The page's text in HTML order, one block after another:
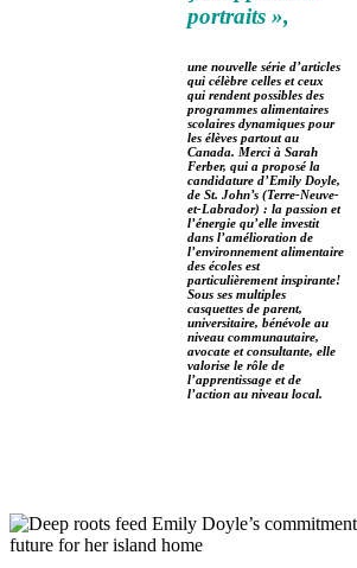
portraits »,
une nouvelle série d’articles
qui célèbre celles et ceux
qui rendent possibles des
programmes alimentaires
scolaires dynamiques pour
les élèves partout au
Canada. Merci à Sarah
Ferber, qui a proposé la
candidature d’Emily Doyle,
de St. John’s (Terre-Neuve-
et-Labrador) : la passion et
l’énergie qu’elle investit
dans l’amélioration de
l’environnement alimentaire
des écoles est
particulièrement inspirante!
Sous ses multiples
casquettes de parent,
universitaire, bénévole au
niveau communautaire,
avocate et consultante, elle
valorise le rôle de
l’apprentissage et de
l’action au niveau local.